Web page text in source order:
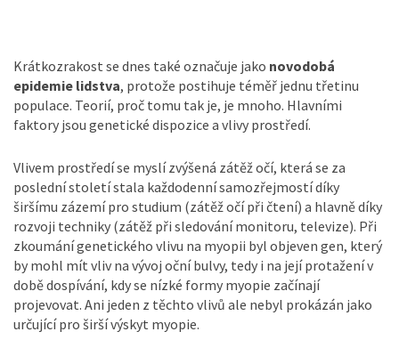
Krátkozrakost se dnes také označuje jako novodobá
epidemie lidstva, protože postihuje téměř jednu třetinu
populace. Teorií, proč tomu tak je, je mnoho. Hlavními
faktory jsou genetické dispozice a vlivy prostředí.
Vlivem prostředí se myslí zvýšená zátěž očí, která se za
poslední století stala každodenní samozřejmostí díky
širšímu zázemí pro studium (zátěž očí při čtení) a hlavně díky
rozvoji techniky (zátěž při sledování monitoru, televize). Při
zkoumání genetického vlivu na myopii byl objeven gen, který
by mohl mít vliv na vývoj oční bulvy, tedy i na její protažení v
době dospívání, kdy se nízké formy myopie začínají
projevovat. Ani jeden z těchto vlivů ale nebyl prokázán jako
určující pro širší výskyt myopie.